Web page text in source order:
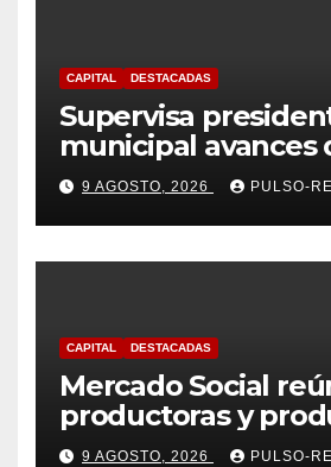
CAPITAL DESTACADAS
Supervisa
municipal avances
acciones de “Más
Menos Escritorio”
Unidad
Señoríos
9 AGOSTO, 2026 PULSO-
CAPITAL DESTACADAS
Mercado Social
productoras y
de la región en una
9 AGOSTO, 2026 PULSO-